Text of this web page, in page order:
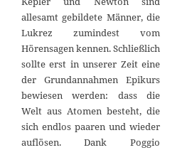
allesamt gebildete Männer, die
Lukrez zumindest vom
Hörensagen kennen. Schließlich
sollte erst in unserer Zeit eine
der Grundannahmen Epikurs
bewiesen werden: dass die
Welt aus Atomen besteht, die
sich endlos paaren und wieder
auflösen. Dank Poggio